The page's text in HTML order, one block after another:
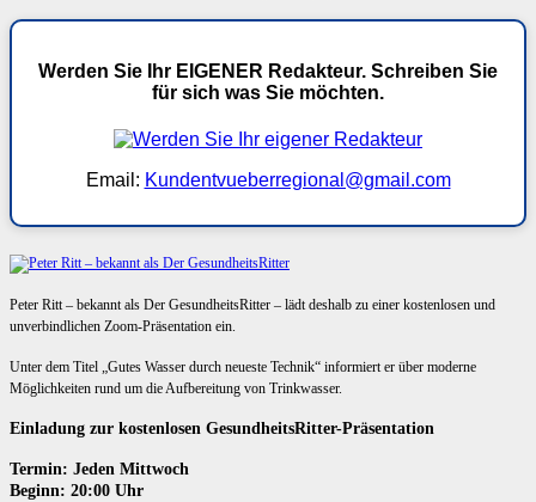
Werden Sie Ihr EIGENER Redakteur. Schreiben Sie
für sich was Sie möchten.
Email: Kundentvueberregional@gmail.com
Peter Ritt – bekannt als Der GesundheitsRitter – lädt deshalb zu einer kostenlosen und
unverbindlichen Zoom-Präsentation ein.
Unter dem Titel „Gutes Wasser durch neueste Technik“ informiert er über moderne
Möglichkeiten rund um die Aufbereitung von Trinkwasser.
Einladung zur kostenlosen GesundheitsRitter-Präsentation
Termin: Jeden Mittwoch
Beginn: 20:00 Uhr